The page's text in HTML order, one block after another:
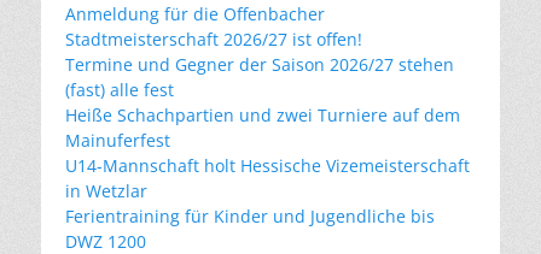
Anmeldung für die Offenbacher
Stadtmeisterschaft 2026/27 ist offen!
Termine und Gegner der Saison 2026/27 stehen
(fast) alle fest
Heiße Schachpartien und zwei Turniere auf dem
Mainuferfest
U14-Mannschaft holt Hessische Vizemeisterschaft
in Wetzlar
Ferientraining für Kinder und Jugendliche bis
DWZ 1200